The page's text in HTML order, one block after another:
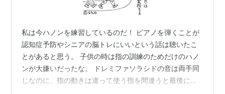
私は今ハノンを練習しているのだ！ ピアノを弾くことが
認知症予防やシニアの脳トレにいいという話は聴いたこ
とがあると思う。 子供の時は指の訓練のためだけのハノ
ンが大嫌いだったな。 ドレミファソラシドの音は両手同
じなのに、指の動きは違って使う指を間違うと最後に足